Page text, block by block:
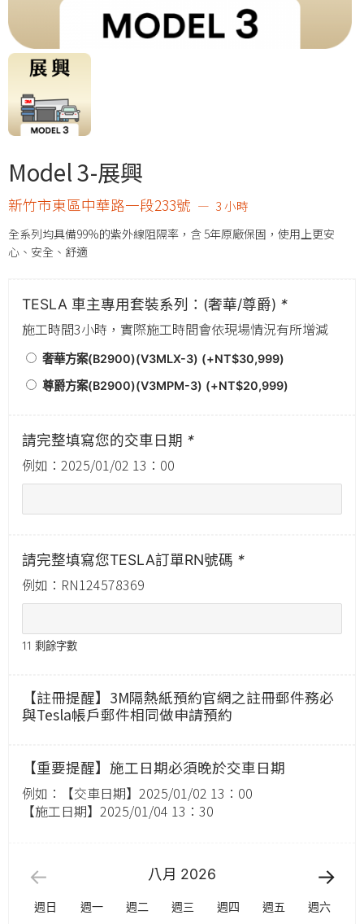
Model 3-展興
新竹市東區中華路一段233號 3 小時
全系列均具備99%的紫外線阻隔率，含 5年原廠保固，使用上更安
心、安全、舒適
TESLA 車主專用套裝系列：(奢華/尊爵) *
施工時間3小時，實際施工時間會依現場情況有所增減
奢華方案(B2900)(V3MLX-3) (+NT$30,999)
尊爵方案(B2900)(V3MPM-3) (+NT$20,999)
請完整填寫您的交車日期 *
例如：2025/01/02 13：00
請完整填寫您TESLA訂單RN號碼 *
例如：RN124578369
11 剩餘字數
【註冊提醒】3M隔熱紙預約官網之註冊郵件務必
與Tesla帳戶郵件相同做申請預約
【重要提醒】施工日期必須晚於交車日期
例如：【交車日期】2025/01/02 13：00
【施工日期】2025/01/04 13：30
八月 2026
週日 週一 週二 週三 週四 週五 週六